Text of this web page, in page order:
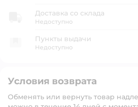
Доставка со склада
Недоступно
Пункты выдачи
Недоступно
Условия возврата
Обменять или вернуть товар